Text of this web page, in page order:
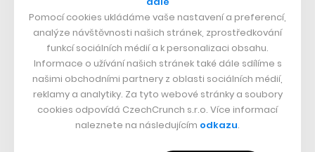
Pomocí cookies ukládáme vaše nastavení a preferencí,
analýze návštěvnosti našich stránek, zprostředkování
funkcí sociálních médií a k personalizaci obsahu.
Informace o užívání našich stránek také dále sdílíme s
našimi obchodními partnery z oblasti sociálních médií,
reklamy a analytiky. Za tyto webové stránky a soubory
cookies odpovídá CzechCrunch s.r.o. Více informací
naleznete na následujícím odkazu.